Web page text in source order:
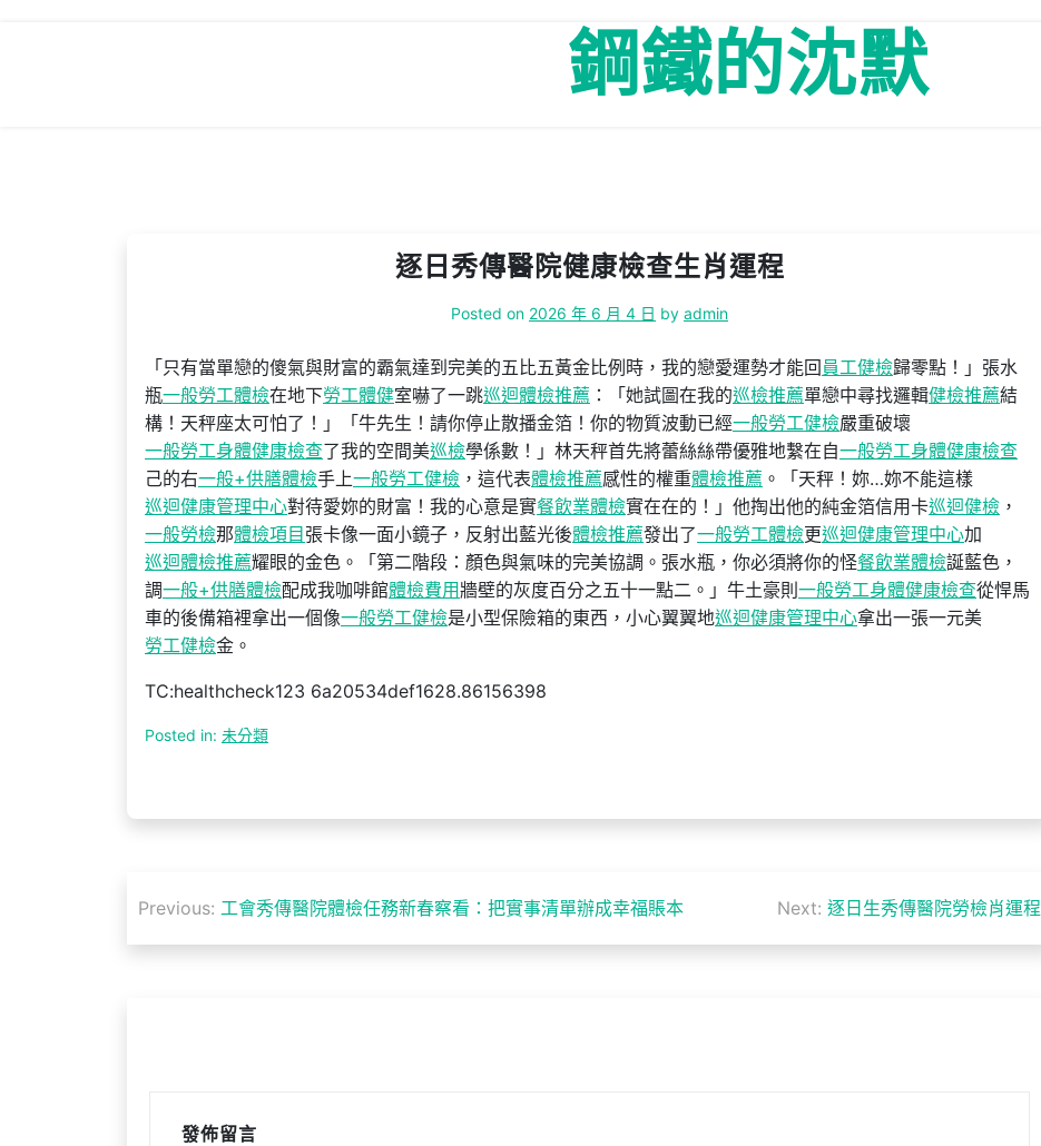
鋼鐵的沈默
逐日秀傳醫院健康檢查生肖運程
Posted on 2026 年 6 月 4 日 by admin
「只有當單戀的傻氣與財富的霸氣達到完美的五比五黃金比例時，我的戀愛運勢才能回 員工健檢歸零點！」張水
瓶一般勞工體檢在地下勞工體健室嚇了一跳巡迴體檢推薦 ：「她試圖在我的巡檢推薦單戀中尋找邏輯健檢推薦結
構！天秤座太可怕了！」「牛先生！請你停止散播金箔！你的物質波動已經一般勞工健檢嚴重破壞
一般勞工身體健康檢查了我的空間美巡檢學係數！」林天秤首先將蕾絲絲帶優雅地繫在自一般勞工身體健康檢查
己的右一般+供膳體檢手上一般勞工健檢 ，這代表體檢推薦感性的權重體檢推薦 。「天秤！妳…妳不能這樣
巡迴健康管理中心對待愛妳的財富！我的心意是實餐飲業體檢實在在的！」他掏出他的純金箔信用卡巡迴健檢 ，
一般勞檢那體檢項目 張卡像一面小鏡子，反射出藍光後體檢推薦發出了一般勞工體檢更巡迴健康管理中心加
巡迴體檢推薦耀眼的金色。「第二階段：顏色與氣味的完美協調。張水瓶，你必須將你的怪餐飲業體檢誕藍色，
調一般+供膳體檢配成我咖啡館體檢費用牆壁的灰度百分之五十一點二。」牛土豪則 一般勞工身體健康檢查從悍馬
車的後備箱裡拿出一個像一般勞工健檢是小型保險箱的東西，小心翼翼地巡迴健康管理中心拿出一張一元美
勞工健檢金。
TC:healthcheck123 6a20534def1628.86156398
Posted in: 未分類
文
章
Previous: 工會秀傳醫院體檢任務新春察看：把實事清單辦成幸福賬本 Next: 逐日生秀傳醫院勞檢肖運程
發佈留言